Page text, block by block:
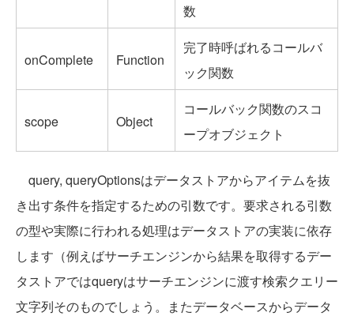
数
onComplete Function
完了時呼ばれるコールバ
ック関数
scope Object
コールバック関数のスコ
ープオブジェクト
query, queryOptionsはデータストアからアイテムを抜
き出す条件を指定するための引数です。要求される引数
の型や実際に行われる処理はデータストアの実装に依存
します（例えばサーチエンジンから結果を取得するデー
タストアではqueryはサーチエンジンに渡す検索クエリー
文字列そのものでしょう。またデータベースからデータ